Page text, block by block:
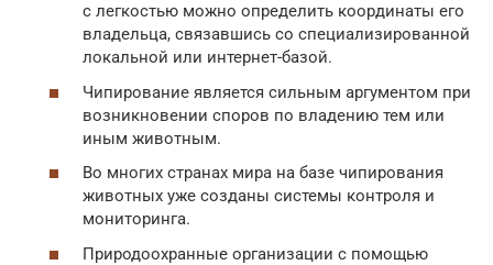
с легкостью можно определить координаты его
владельца, связавшись со специализированной
локальной или интернет-базой.
Чипирование является сильным аргументом при
возникновении споров по владению тем или
иным животным.
Во многих странах мира на базе чипирования
животных уже созданы системы контроля и
мониторинга.
Природоохранные организации с помощью